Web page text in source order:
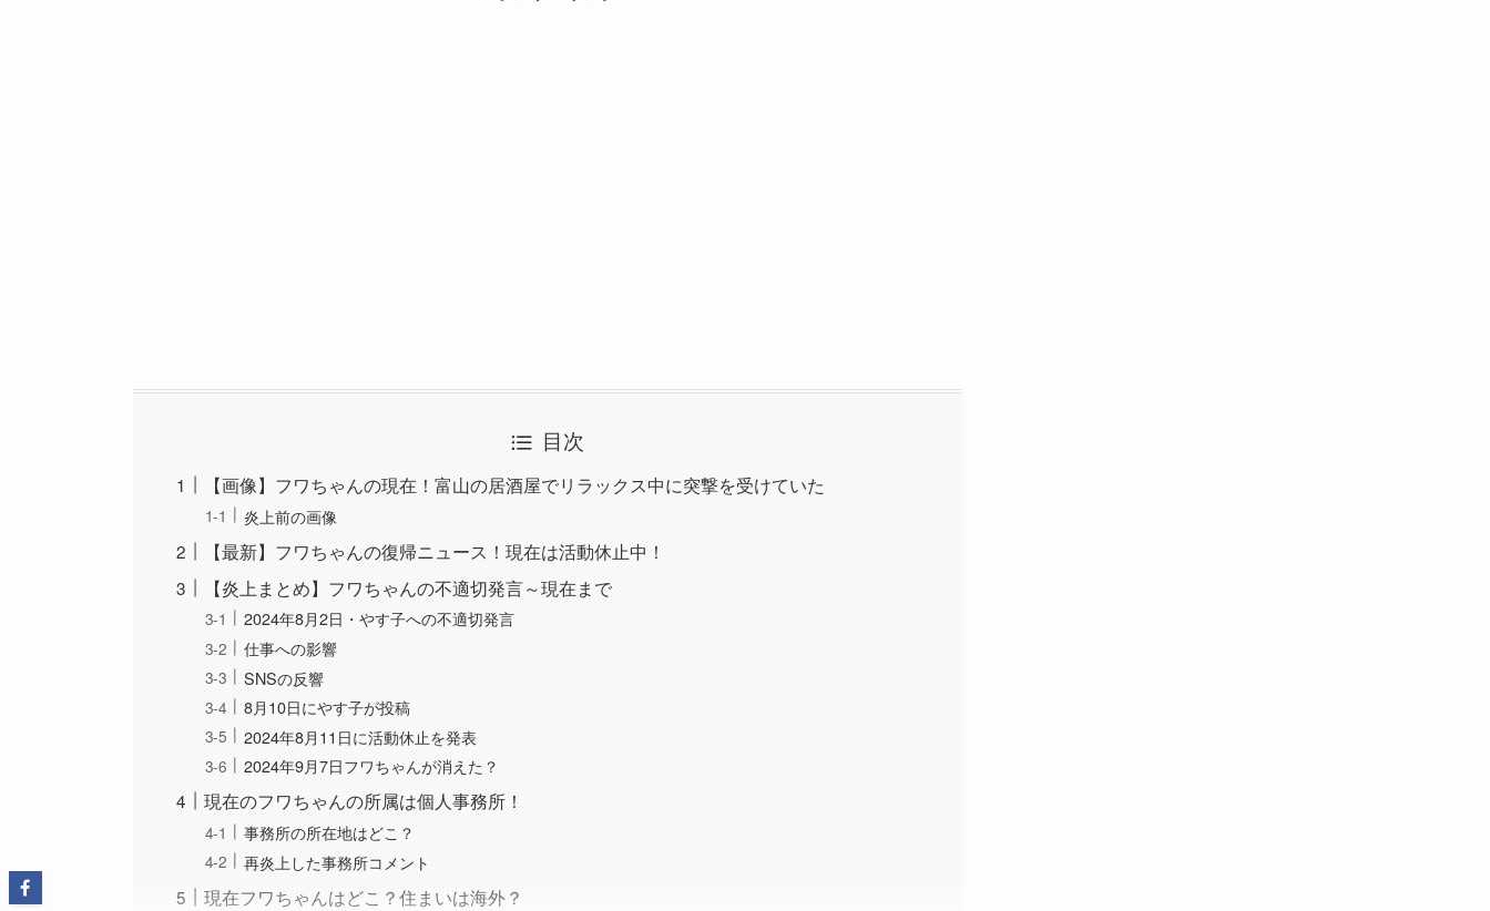
目次
【画像】フワちゃんの現在！富山の居酒屋でリラックス中に突撃を受けていた
炎上前の画像
【最新】フワちゃんの復帰ニュース！現在は活動休止中！
【炎上まとめ】フワちゃんの不適切発言～現在まで
2024年8月2日・やす子への不適切発言
仕事への影響
SNSの反響
8月10日にやす子が投稿
2024年8月11日に活動休止を発表
2024年9月7日フワちゃんが消えた？
現在のフワちゃんの所属は個人事務所！
事務所の所在地はどこ？
再炎上した事務所コメント
現在フワちゃんはどこ？住まいは海外？